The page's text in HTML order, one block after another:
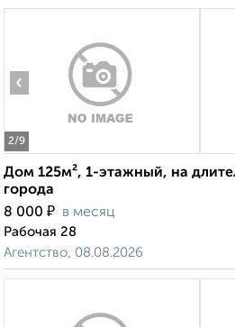
2/9
‹
Дом 125м², 1-этажный, на
города
8 000 ₽ в месяц
Рабочая 28
Агентство, 08.08.2026